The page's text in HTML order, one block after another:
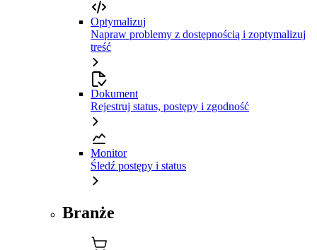
Optymalizuj
Napraw problemy z dostępnością i zoptymalizuj
treść
Dokument
Rejestruj status, postępy i zgodność
Monitor
Śledź postępy i status
Branże